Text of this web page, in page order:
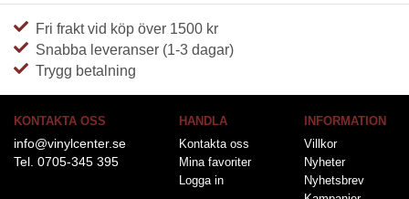
Fri frakt vid köp över 1500 kr
Snabba leveranser (1-3 dagar)
Trygg betalning
KONTAKTA OSS
info@vinylcenter.se
Tel. 0705-345 395
HANDLA
Kontakta oss
Mina favoriter
Logga in
INFORMATION
Villkor
Nyheter
Nyhetsbrev